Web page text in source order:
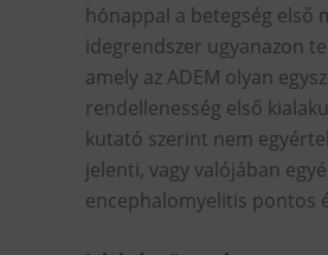
hónappal a betegség első
idegrendszer ugyanazon
amely az ADEM olyan
rendellenesség első
kutató szerint nem
jelenti, vagy valójában
encephalomyelitis pontos